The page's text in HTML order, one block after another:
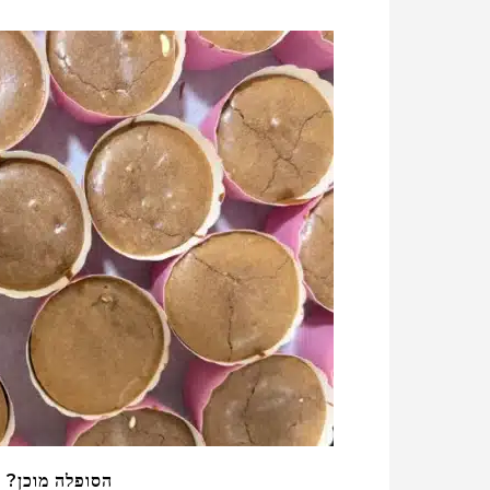
הסופלה מוכן?